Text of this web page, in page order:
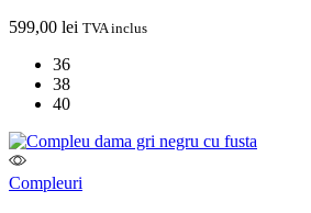
599,00 lei TVA inclus
36
38
40
Compleuri